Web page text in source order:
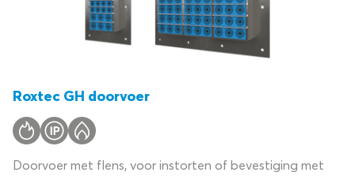
Roxtec GH doorvoer
Doorvoer met flens, voor instorten of bevestiging met